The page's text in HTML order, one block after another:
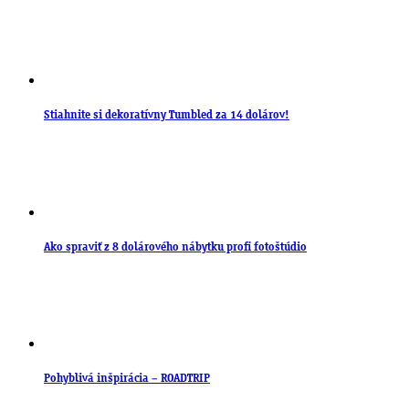
Stiahnite si dekoratívny Tumbled za 14 dolárov!
Ako spraviť z 8 dolárového nábytku profi fotoštúdio
Pohyblivá inšpirácia – ROADTRIP